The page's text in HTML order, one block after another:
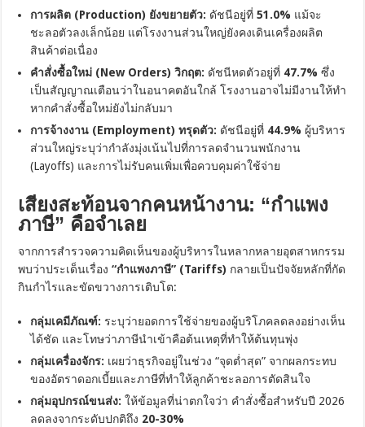
การผลิต (Production) ยังขยายตัว: ดัชนีอยู่ที่51.0% แม้จะ
ชะลอตัวลงเล็กน้อย แต่โรงงานส่วนใหญ่ยังคงเดินเครื่องผลิต
สินค้าต่อเนื่อง
คำสั่งซื้อใหม่ (New Orders) วิกฤต: ดัชนีหดตัวอยู่ที่ 47.7% ซึ่ง
เป็นสัญญาณเตือนว่าในอนาคตอันใกล้ โรงงานอาจไม่มีงานให้ทำ
หากคำสั่งซื้อใหม่ยังไม่กลับมา
การจ้างงาน (Employment) ทรุดตัว: ดัชนีอยู่ที่ 44.9% ผู้บริหาร
ส่วนใหญ่ระบุว่ากำลังมุ่งเน้นไปที่การลดจำนวนพนักงาน
(Layoffs) และการไม่รับคนเพิ่มเพื่อควบคุมค่าใช้จ่าย
เสียงสะท้อนจากคนหน้างาน: “กำแพง
ภาษี” คือจำเลย
จากการสำรวจความคิดเห็นของผู้บริหารในหลากหลายอุตสาหกรรม
พบว่าประเด็นเรื่อง“กำแพงภาษี” (Tariffs) กลายเป็นปัจจัยหลักที่กัด
กินกำไรและขัดขวางการเติบโต:
กลุ่มเคมีภัณฑ์: ระบุว่ายอดการใช้จ่ายของผู้บริโภคลดลงอย่างเห็น
ได้ชัด และโทษว่าภาษีนำเข้าคือต้นเหตุที่ทำให้ต้นทุนพุ่ง
กลุ่มเครื่องจักร: เผยว่าธุรกิจอยู่ในช่วง “จุดต่ำสุด” จากผลกระทบ
ของอัตราดอกเบี้ยและภาษีที่ทำให้ลูกค้าชะลอการตัดสินใจ
กลุ่มอุปกรณ์ขนส่ง: ให้ข้อมูลที่น่าตกใจว่า คำสั่งซื้อสำหรับปี 2026
ลดลงจากระดับปกติถึง 20-30%